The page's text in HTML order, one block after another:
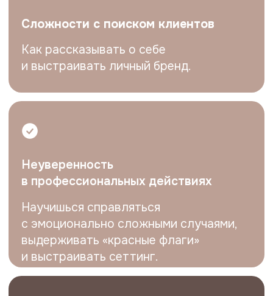
Живые встречи с экспертами
из разных направлений — КПТ,
Возможность работать с реальными
кейсами и клиентами под
поддержкой куратора.
Чат, где можно обсудить вопросы,
получить советы и разобрать
времени.
мастер-классы и практическую